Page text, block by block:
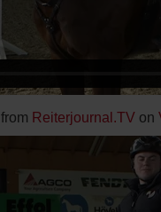
from Reiterjournal.TV on